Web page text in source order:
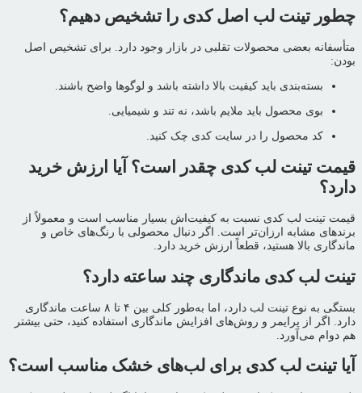
چطور تینت لب اصل کدی را تشخیص دهیم؟
متأسفانه بعضی محصولات تقلبی در بازار وجود دارد. برای تشخیص اصل
بودن:
بسته‌بندی باید کیفیت بالا داشته باشد و لوگوها واضح باشند.
بوی محصول باید ملایم باشد، نه تند و شیمیایی.
کد محصول را در سایت کدی چک کنید.
قیمت تینت لب کدی چقدر است؟ آیا ارزش خرید
دارد؟
قیمت تینت لب کدی نسبت به کیفیت‌اش بسیار مناسب است و معمولاً از
برندهای مشابه ارزان‌تر است. اگر دنبال محصولی با رنگ‌های خاص و
ماندگاری بالا هستید، قطعاً ارزش خرید دارد.
تینت لب کدی ماندگاری چند ساعته دارد؟
بستگی به نوع تینت لب دارد، اما به‌طور کلی بین ۴ تا ۸ ساعت ماندگاری
دارد. اگر از پرایمر و روش‌های افزایش ماندگاری استفاده کنید، حتی بیشتر
هم دوام می‌آورد.
آیا تینت لب کدی برای لب‌های خشک مناسب است؟